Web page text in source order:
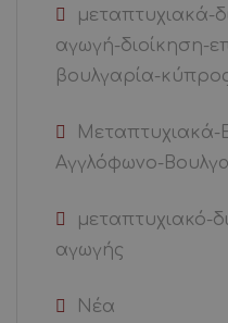
μεταπτυχιακά-
αγωγή-διοίκηση-
βουλγαρία-
Μεταπτυχιακά-
Αγγλόφωνο-
μεταπτυχιακό-
αγωγής
Νέα